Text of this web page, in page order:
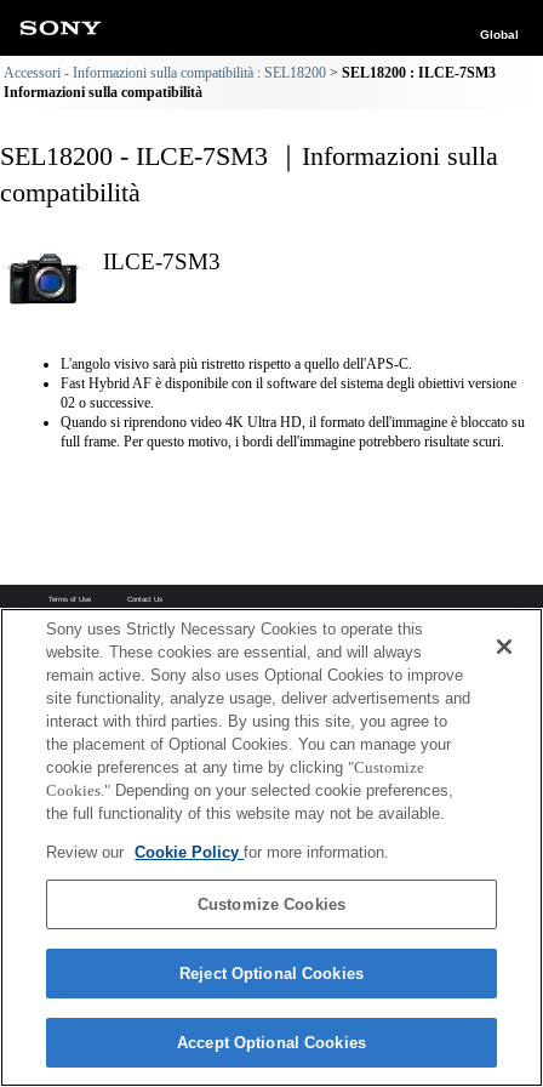
Global
Accessori - Informazioni sulla compatibilità : SEL18200
SEL18200 : ILCE-7SM3
Informazioni sulla compatibilità
SEL18200 - ILCE-7SM3 ｜Informazioni sulla
compatibilità
ILCE-7SM3
L'angolo visivo sarà più ristretto rispetto a quello dell'APS-C.
Fast Hybrid AF è disponibile con il software del sistema degli obiettivi versione
02 o successive.
Quando si riprendono video 4K Ultra HD, il formato dell'immagine è bloccato su
full frame. Per questo motivo, i bordi dell'immagine potrebbero risultate scuri.
Terms of Use Contact Us
Sony uses Strictly Necessary Cookies to operate this
website. These cookies are essential, and will always
remain active. Sony also uses Optional Cookies to improve
site functionality, analyze usage, deliver advertisements and
interact with third parties. By using this site, you agree to
the placement of Optional Cookies. You can manage your
cookie preferences at any time by clicking "Customize
Cookies." Depending on your selected cookie preferences,
the full functionality of this website may not be available.
Review our Cookie Policyfor more information.
Customize Cookies
Reject Optional Cookies
Accept Optional Cookies